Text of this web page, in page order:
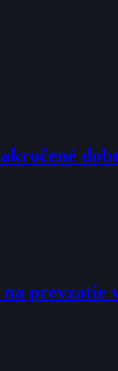
prevzatie